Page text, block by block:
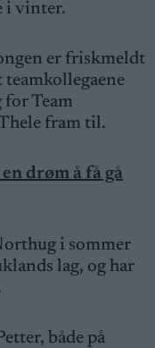
i vinter.
er friskmeldt
for Team
fram til.
drøm å få gå
i sommer
lag, og har
både på